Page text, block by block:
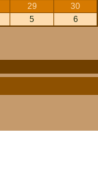
29
30
5 6